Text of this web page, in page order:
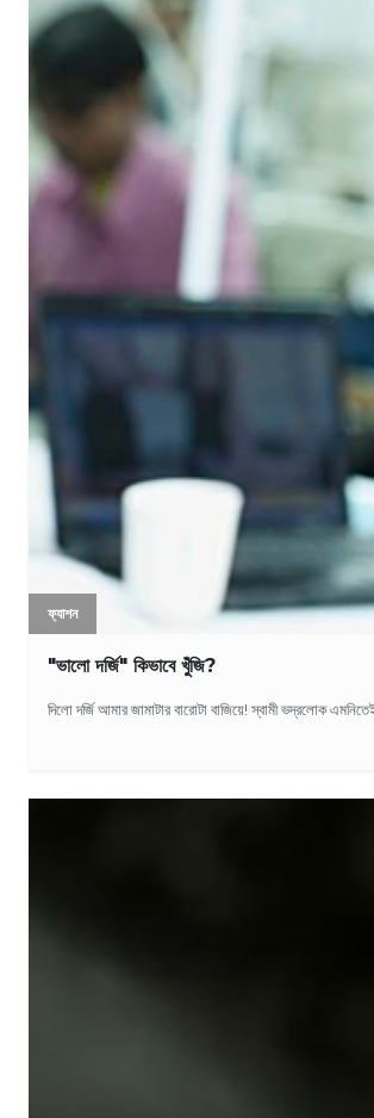
ফ্যাশন
"ভালো দর্জি" কিভাবে খুঁজি?
দিলো দর্জি আমার জামাটার বারোটা বাজিয়ে! স্বামী ভদ্রলোক